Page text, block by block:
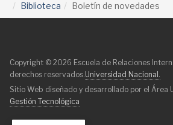
Biblioteca
Boletín de novedades
Copyright © 2026 Escuela de Relaciones
derechos reservados.Universidad Nacional.
Sitio Web diseñado y desarrollado por el Área
Gestión Tecnológica